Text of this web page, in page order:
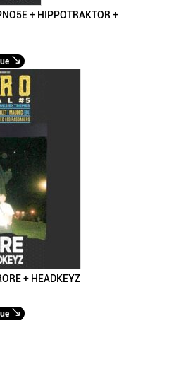
+ HIPPOTRAKTOR +
+ HEADKEYZ